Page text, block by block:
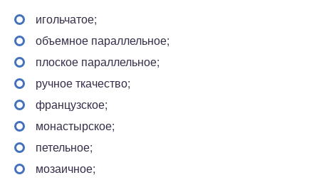
игольчатое;
объемное параллельное;
плоское параллельное;
ручное ткачество;
французское;
монастырское;
петельное;
мозаичное;